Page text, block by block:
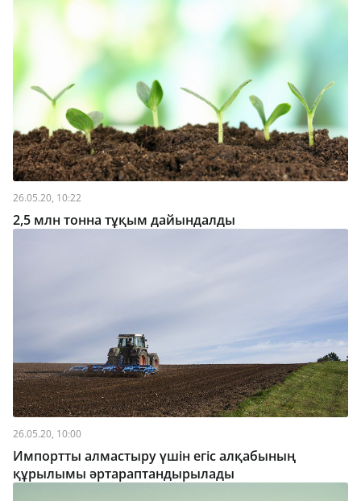
26.05.20, 10:22
2,5 млн тонна тұқым дайындалды
26.05.20, 10:00
Импортты алмастыру үшін егіс алқабының
құрылымы әртараптандырылады